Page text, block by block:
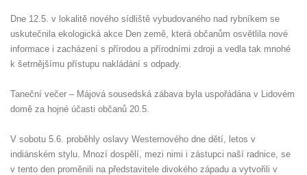
Dne 12.5. v lokalitě nového sídliště vybudovaného nad rybníkem se
uskutečnila ekologická akce Den země, která občanům osvětlila nové
informace i zacházení s přírodou a přírodními zdroji a vedla tak mnohé
k šetrnějšímu přístupu nakládání s odpady.
Taneční večer – Májová sousedská zábava byla uspořádána v Lidovém
domě za hojné účasti občanů 20.5.
V sobotu 5.6. proběhly oslavy Westernového dne dětí, letos v
indiánském stylu. Mnozí dospělí, mezi nimi i zástupci naší radnice, se
v tento den proměnili na představitele divokého západu a vytvořili v